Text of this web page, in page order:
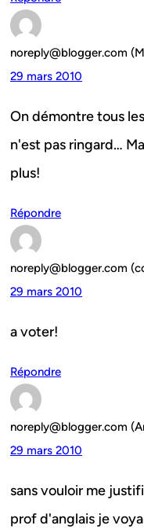
noreply@blogger.com
29 mars 2010
On démontre tous
n'est pas ringard…
plus!
Répondre
noreply@blogger.com
29 mars 2010
a voter!
Répondre
noreply@blogger.com
29 mars 2010
sans vouloir me
prof d'anglais je